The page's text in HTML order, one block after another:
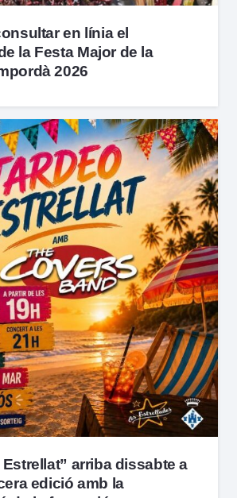
en línia el
la Festa Major de la
2026
Estrellat” arriba dissabte a
edició amb la